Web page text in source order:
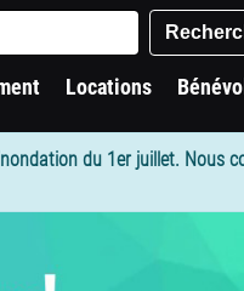
Locations
du 1er juillet. Nous